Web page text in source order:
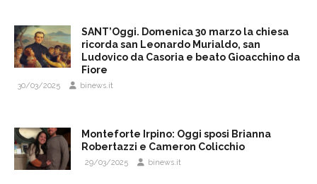
SANT’Oggi. Domenica 30 marzo la chiesa
ricorda san Leonardo Murialdo, san
Ludovico da Casoria e beato Gioacchino da
Fiore
30/03/2025 binews.it
Monteforte Irpino: Oggi sposi Brianna
Robertazzi e Cameron Colicchio
29/03/2025 binews.it